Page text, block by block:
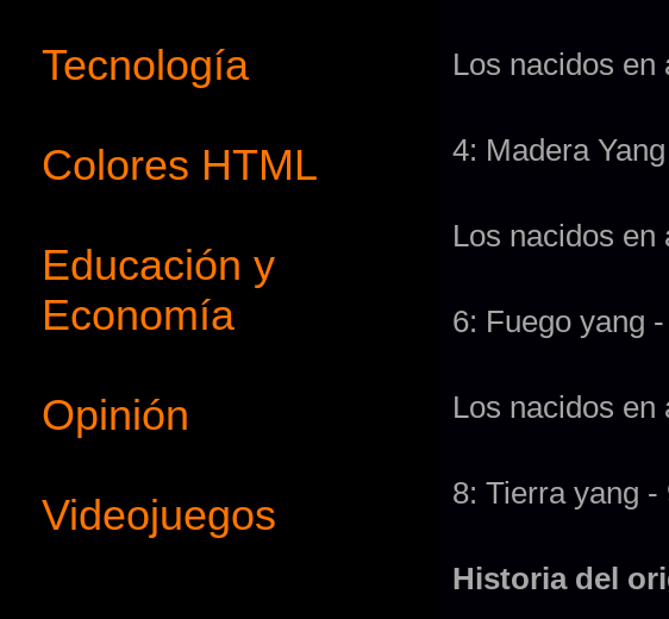
Los nacidos en
4: Madera
Los nacidos en
6: Fuego yang
Los nacidos en
8: Tierra yang -
Historia del
Tecnología
Colores HTML
Educación y
Economía
Opinión
Videojuegos